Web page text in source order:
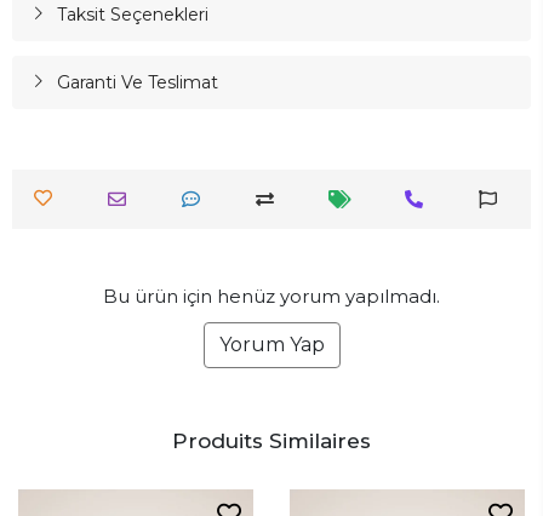
Taksit Seçenekleri
Garanti Ve Teslimat
Bu ürün için henüz yorum yapılmadı.
Yorum Yap
Produits Similaires